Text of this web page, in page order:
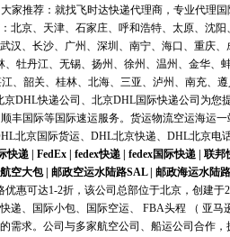
家推荐：就找飞时达快递代理商，专业代理
北京、天津、石家庄、呼和浩特、太原、沈
汉、长沙、广州、深圳、南宁、海口、重庆
牡丹江、无锡、扬州、徐州、温州、金华
、韶关、桂林、北海、三亚、泸州、南充、
京DHL快递公司、北京DHL国际快递公司为
丰国际等国际速运服务。货运物流空运海运
北京国际货运、DHL北京快递、DHL北京电
快递| FedEx| fedex快递| fedex国际快递| 联邦
空大包| 邮政空运水陆路SAL| 邮政海运水陆路
优惠可达1-2折，该公司总部位于北京，创建
递、国际小包、国际空运、 FBA头程 （ 亚
需求。公司与多家航空公司、船运公司合作